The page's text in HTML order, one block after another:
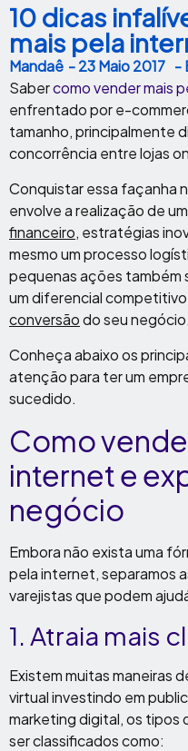
10 dicas
mais pela
Mandaê -23 Maio 2017 -
Sabercomo vender mais
enfrentado por e-
tamanho, principalmente
concorrência entre lojas
Conquistar essa façanha
envolve a realização de
financeiro, estratégias
mesmo um processo
pequenas ações também
um diferencial
conversãodo seu negócio.
Conheça abaixo os
atenção para ter um
sucedido.
Como
internet e
negócio
Embora não exista uma
pela internet, separamos
varejistas que podem
1. Atraia mais
Existem muitas maneiras
virtual investindo em
marketing digital, os
ser classificados como: